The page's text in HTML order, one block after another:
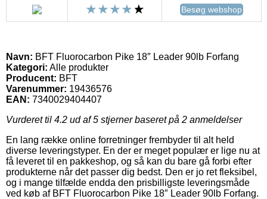
Besøg webshop
Navn: BFT Fluorocarbon Pike 18″ Leader 90lb Forfang
Kategori: Alle produkter
Producent: BFT
Varenummer: 19436576
EAN: 7340029404407
Vurderet til 4.2 ud af 5 stjerner baseret på 2 anmeldelser
En lang række online forretninger frembyder til alt held
diverse leveringstyper. En der er meget populær er lige nu at
få leveret til en pakkeshop, og så kan du bare gå forbi efter
produkterne når det passer dig bedst. Den er jo ret fleksibel,
og i mange tilfælde endda den prisbilligste leveringsmåde
ved køb af BFT Fluorocarbon Pike 18″ Leader 90lb Forfang.